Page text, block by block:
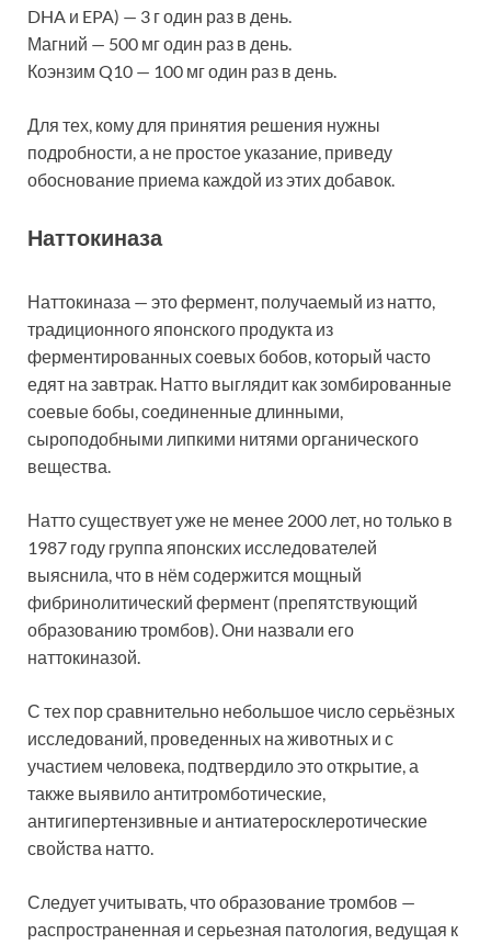
DHA и EPA) — 3 г один раз в день.
Магний — 500 мг один раз в день.
Коэнзим Q10 — 100 мг один раз в день.
Для тех, кому для принятия решения нужны
подробности, а не простое указание, приведу
обоснование приема каждой из этих добавок.
Наттокиназа
Наттокиназа — это фермент, получаемый из натто,
традиционного японского продукта из
ферментированных соевых бобов, который часто
едят на завтрак. Натто выглядит как зомбированные
соевые бобы, соединенные длинными,
сыроподобными липкими нитями органического
вещества.
Натто существует уже не менее 2000 лет, но только в
1987 году группа японских исследователей
выяснила, что в нём содержится мощный
фибринолитический фермент (препятствующий
образованию тромбов). Они назвали его
наттокиназой.
С тех пор сравнительно небольшое число серьёзных
исследований, проведенных на животных и с
участием человека, подтвердило это открытие, а
также выявило антитромботические,
антигипертензивные и антиатеросклеротические
свойства натто.
Следует учитывать, что образование тромбов —
распространенная и серьезная патология, ведущая к